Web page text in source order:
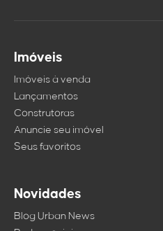
Imóveis
Imóveis à venda
Lançamentos
Construtoras
Anuncie seu imóvel
Seus favoritos
Novidades
Blog Urban News